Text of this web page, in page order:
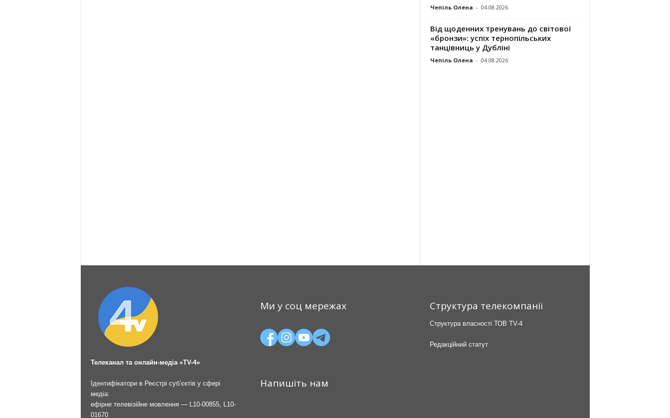
Чепіль Олена - 04.08.2026
Від щоденних тренувань до світової
«бронзи»: успіх тернопільських
танцівниць у Дубліні
Чепіль Олена - 04.08.2026
Телеканал та онлайн-медіа «TV-4»
Ідентифікатори в Реєстрі суб’єктів у сфері
медіа:
ефірне телевізійне мовлення — L10-00855, L10-
01670
Ми у соц мережах
Напишіть нам
Структура телекомпанії
Структура власності ТОВ TV-4
Редакційний статут